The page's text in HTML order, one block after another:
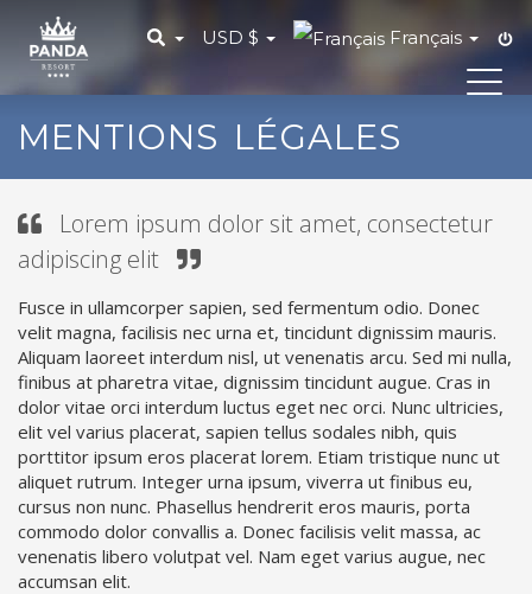
Français
USD $
MENTIONS LÉGALES
Lorem ipsum dolor sit amet, consectetur
adipiscing elit
Fusce in ullamcorper sapien, sed fermentum odio. Donec
velit magna, facilisis nec urna et, tincidunt dignissim mauris.
Aliquam laoreet interdum nisl, ut venenatis arcu. Sed mi nulla,
finibus at pharetra vitae, dignissim tincidunt augue. Cras in
dolor vitae orci interdum luctus eget nec orci. Nunc ultricies,
elit vel varius placerat, sapien tellus sodales nibh, quis
porttitor ipsum eros placerat lorem. Etiam tristique nunc ut
aliquet rutrum. Integer urna ipsum, viverra ut finibus eu,
cursus non nunc. Phasellus hendrerit eros mauris, porta
commodo dolor convallis a. Donec facilisis velit massa, ac
venenatis libero volutpat vel. Nam eget varius augue, nec
accumsan elit.